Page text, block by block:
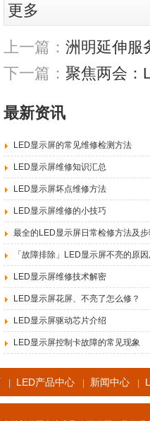
更多
上一篇： 洲明延伸服
下一篇： 聚焦两会：
最新资讯
LED显示屏的常见维修检测方法
LED显示屏维修知识汇总
LED显示屏坏点维修方法
LED显示屏维修的小技巧
最全的LED显示屏日常检修方法及
「故障排除」LED显示屏不亮的原
LED显示屏维修技术解密
LED显示屏花屏、不亮了怎么修？
LED显示屏驱动芯片介绍
LED显示屏控制卡故障的常见现象
LED产品中心 新闻中心